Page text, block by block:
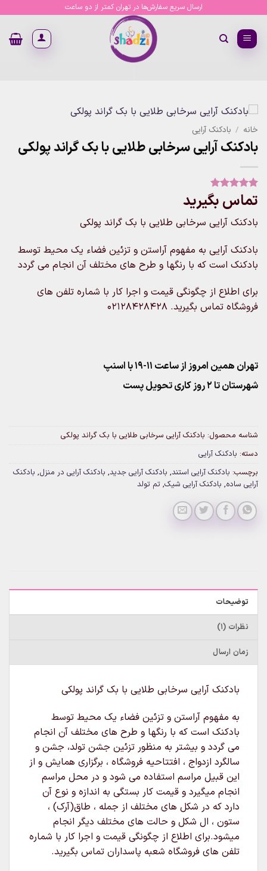
content
ارسال سریع سفارش‌ها در تهران کمتر از دو ساعت
خانه / بادکنک آرایی
بادکنک آرایی سرخابی طلایی با بک گراند پولکی
امتیاز
از
5 امتیاز
1
تماس بگیرید
بادکنک آرایی سرخابی طلایی با بک گراند پولکی
بادکنک آرایی به مفهوم آراستن و تزئین فضاء یک محیط توسط
بادکنک است که با رنگها و طرح های مختلف آن انجام می گردد
برای اطلاع از چگونگی قیمت و اجرا کار با شماره تلفن های
فروشگاه تماس بگیرید. 02128428428
تهران همین امروز از ساعت ۱۱-۱۹ با اسنپ
شهرستان تا 2 روز کاری تحویل پست
شناسه محصول: بادکنک آرایی سرخابی طلایی با بک گراند پولکی
دسته: بادکنک آرایی
برچسب: بادکنک آرایی استند, بادکنک آرایی جدید, بادکنک آرایی در منزل, بادکنک
آرایی ساده, بادکنک آرایی شیک, تم تولد
توضیحات
نظرات (1)
زمان ارسال
بادکنک آرایی سرخابی طلایی با بک گراند پولکی
به مفهوم آراستن و تزئین فضاء یک محیط توسط
بادکنک است که با رنگها و طرح های مختلف آن انجام
می گردد و بیشتر به منظور تزئین جشن تولد، جشن و
سالگرد ازدواج ، افتتاحیه فروشگاه ، برگزاری همایش و از
این قبیل مراسم استفاده می شود و در محل مراسم
انجام میگیرد و قیمت کار بستگی به اندازه و نوع آن
دارد که در شکل های مختلف از جمله ، طاق(آرک) ،
ستون ، ال شکل و حالت های مختلف دیگر انجام
میشود.برای اطلاع از چگونگی قیمت و اجرا کار با شماره
تلفن های فروشگاه شعبه پاسداران تماس بگیرید.